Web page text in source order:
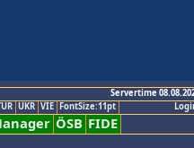
Servertime
UKR VIE FontSize:11pt
ÖSB FIDE